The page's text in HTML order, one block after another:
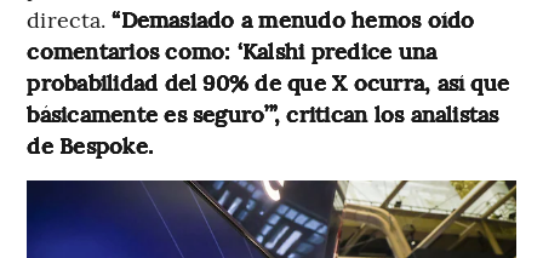
directa.“Demasiado a menudo hemos oído
comentarios como: ‘Kalshi predice una
probabilidad del 90% de que X ocurra, así que
básicamente es seguro’”, critican los analistas
de Bespoke.